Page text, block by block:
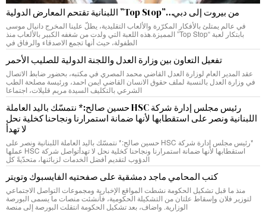
من بيروت إلى دبي…”Top Stop” اللبنانية تقتحم المعارض الدولية
في عالم يمتلئ بالأفكار المكرّرة والألعاب التقليدية، يطلّ علينا المخرج دانيال موسى
بابتكار لعبة “Top Stop” المميزة.هذه اللعبة التي ولدت من شغفه الكبير بالألعاب منذ
الطفولة، حيث أنها تجمع الاصدقاء والرفاق في
تفعيل التعاون بين وزارة العدل واللجنة الدولية للصليب الأحمر
عقد المدير العام لوزارة العدل القاضي محمد المصري في مكتبه، بحضور ضابط الاتصال
في وزارة العدل بالنسبة لملف حقوق الانسان القاضي ايمن احمد، ورئيسة مصلحة الطب
الشرعي بالتكليف السيدة مريم قليلات، اجتماعا
رئيس مجلس إدارة شركة HSC حسين صالح:* نتمسّك باليد العاملة
اللبنانية ونصر على استقطابها لأنها ضمانة استمرارنا ونجاحنا كخلية نحل
لا تهدأ
*رئيس مجلس إدارة شركة HSC حسين صالح:* نتمسّك باليد العاملة اللبنانية ونصر على
استقطابها لأنها ضمانة استمرارنا ونجاحنا كخلية نحل لا تهدأتواصل شركة HSC عملها
الدؤوب لتقديم أفضل الخدمات لزبائنها، متحدّيةً كل
كتب المحامي ماجد دمشقية على صفحتيه الفايسبوك وتويتر
منذ ما قبل تشكيل الحكومة نشطت المواقع الإخبارية ومجموعات التواصل الاجتماعي
لتوزير فلان وإسقاط علتان من التشكيلة الحكومية، فأنشئت منصات ما يسمى البورصة
الوزارية. واضاف، بعد تشكيل الحكومة انتقلت البورصة إلى منصة